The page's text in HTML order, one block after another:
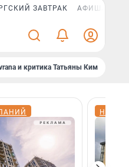
ЗАВТРАК АФИША PLUS
и критика Татьяны Ким